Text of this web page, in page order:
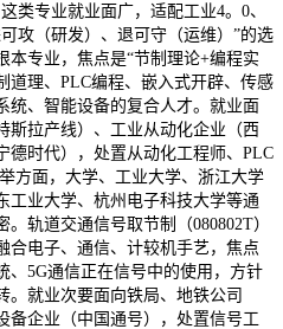
类专业就业面广，适配工业4。0、
攻（研发）、退可守（运维）”的选
本专业，焦点是“节制理论+编程实
道理、PLC编程、嵌入式开辟、传感
统、智能设备的复合人才。就业面
斯拉产线）、工业从动化企业（西
德时代），处置从动化工程师、PLC
方面，大学、工业大学、浙江大学
工业大学、杭州电子科技大学等通
轨道交通信号取节制（080802T）
合电子、通信、计较机手艺，焦点
、5G通信正在信号中的使用，方针
。就业次要面向铁局、地铁公司
备企业（中国通号），处置信号工